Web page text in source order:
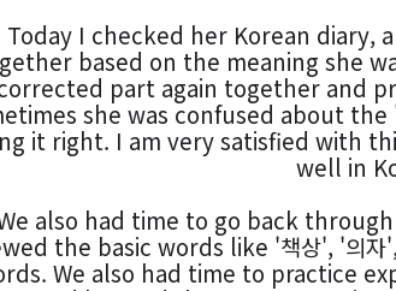
Today I checked her Korean
based on the meaning she
part again together and
she was confused about
it right. I am very satisfied with
well in
also had time to go back
the basic words like '책상', '의
We also had time to practice